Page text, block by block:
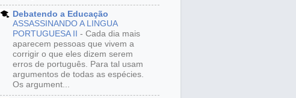
Debatendo a Educação
ASSASSINANDO A LINGUA
PORTUGUESA II - Cada dia mais
aparecem pessoas que vivem a
corrigir o que eles dizem serem
erros de português. Para tal usam
argumentos de todas as espécies.
Os argument...